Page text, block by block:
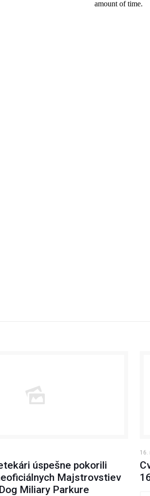
úspešne pokorili
Majstrovstiev
Miliary Parkure
16.